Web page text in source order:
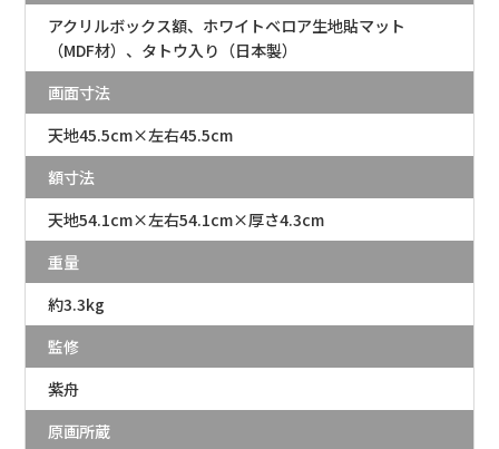
アクリルボックス額、ホワイトベロア生地貼マット
（MDF材）、タトウ入り（日本製）
画面寸法
天地45.5cm×左右45.5cm
額寸法
天地54.1cm×左右54.1cm×厚さ4.3cm
重量
約3.3kg
監修
紫舟
原画所蔵